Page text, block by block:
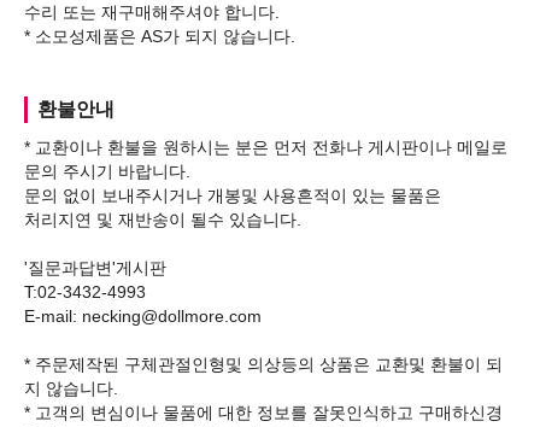
수리 또는 재구매해주셔야 합니다.
환불안내
* 교환이나 환불을 원하시는 분은 먼저 전화나 게시판이나 메일로
문의 주시기 바랍니다.
문의 없이 보내주시거나 개봉및 사용흔적이 있는 물품은
처리지연 및 재반송이 될수 있습니다.
'질문과답변'게시판
T:02-3432-4993
E-mail: necking@dollmore.com
* 주문제작된 구체관절인형및 의상등의 상품은 교환및 환불이 되
지 않습니다.
* 고객의 변심이나 물품에 대한 정보를 잘못인식하고 구매하신경